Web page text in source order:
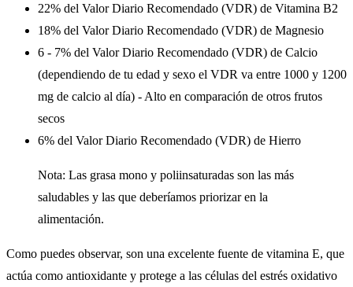
22% del Valor Diario Recomendado (VDR) de Vitamina B2
18% del Valor Diario Recomendado (VDR) de Magnesio
6 - 7% del Valor Diario Recomendado (VDR) de Calcio
(dependiendo de tu edad y sexo el VDR va entre 1000 y 1200
mg de calcio al día) - Alto en comparación de otros frutos
secos
6% del Valor Diario Recomendado (VDR) de Hierro
Nota: Las grasa mono y poliinsaturadas son las más
saludables y las que deberíamos priorizar en la
alimentación.
Como puedes observar, son una excelente fuente de vitamina E, que
actúa como antioxidante y protege a las células del estrés oxidativo